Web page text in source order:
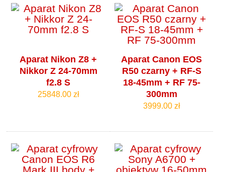
Aparat Nikon Z8 +
Nikkor Z 24-70mm
f2.8 S
25848.00 zł
Aparat Canon EOS
R50 czarny + RF-S
18-45mm + RF 75-
300mm
3999.00 zł